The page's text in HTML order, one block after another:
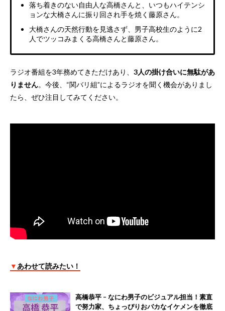
落ち着きのない自由人な高橋さんと、いつもハイテンシ
ョンな大橋さんに振り回され手を焼く藤原さん。
大橋さんの天然行動を見逃さず、男子高校生のように2
人でツッコみまくる高橋さんと藤原さん。
ラジオ番組を3年務めてきただけあり、 3人の掛け合いに無駄があ
りません。今後、“関バリ組”によるラジオを聞く機会がありまし
たら、ぜひ注目してみてください。
▼ あわせて読みたい！
高橋恭平 – なにわ男子のビジュアル担当！素直
で努力家、ちょっぴりおバカなイケメンを徹底